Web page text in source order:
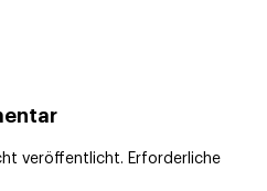
veröffentlicht. Erforderliche